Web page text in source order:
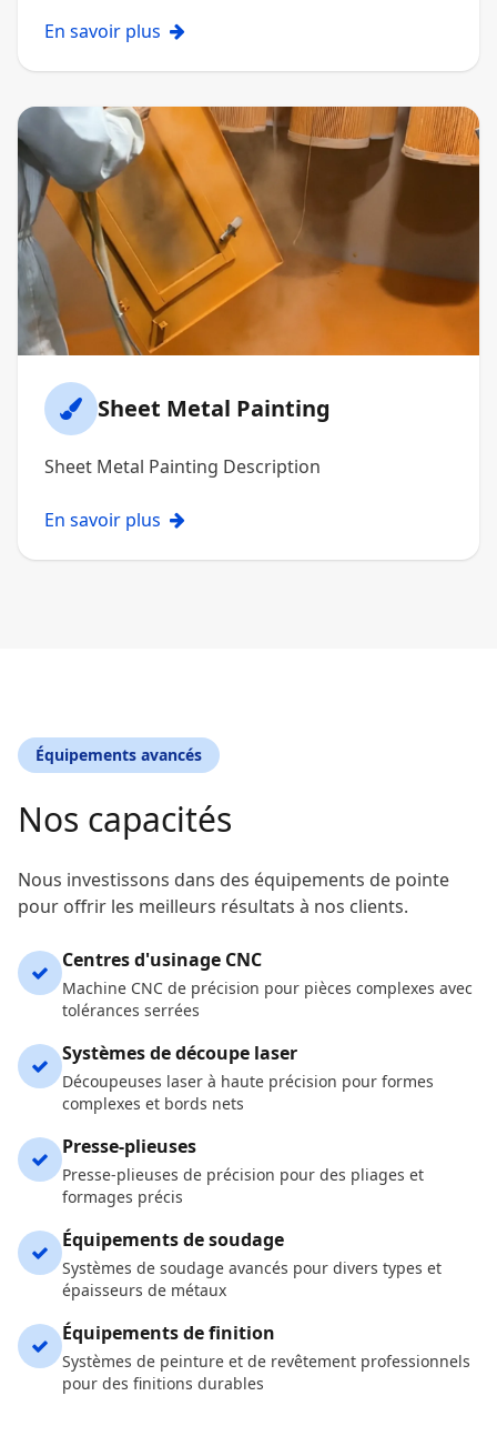
En savoir plus
Sheet Metal Painting
Sheet Metal Painting Description
En savoir plus
Équipements avancés
Nos capacités
Nous investissons dans des équipements de pointe
pour offrir les meilleurs résultats à nos clients.
Centres d'usinage CNC
Machine CNC de précision pour pièces complexes avec
tolérances serrées
Systèmes de découpe laser
Découpeuses laser à haute précision pour formes
complexes et bords nets
Presse-plieuses
Presse-plieuses de précision pour des pliages et
formages précis
Équipements de soudage
Systèmes de soudage avancés pour divers types et
épaisseurs de métaux
Équipements de finition
Systèmes de peinture et de revêtement professionnels
pour des finitions durables